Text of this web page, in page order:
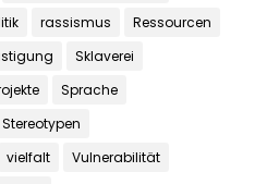
rassismus
Ressourcen
Sklaverei
Sprache
Stereotypen
vielfalt
Vulnerabilität